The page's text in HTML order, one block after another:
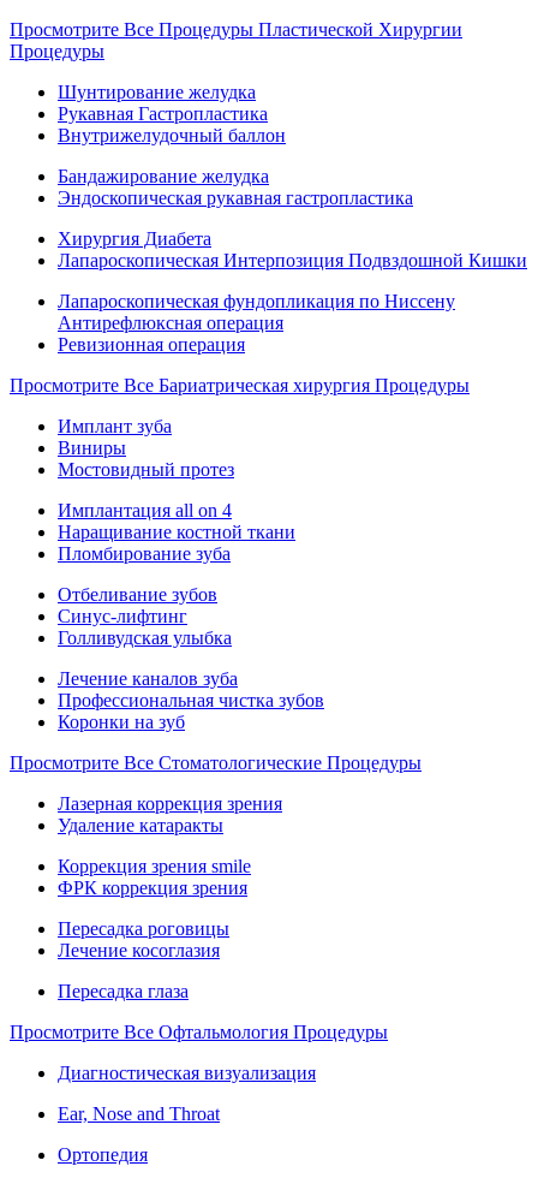
Просмотрите Все Процедуры Пластической Хирургии
Процедуры
Шунтирование желудка
Рукавная Гастропластика
Внутрижелудочный баллон
Бандажирование желудка
Эндоскопическая рукавная гастропластика
Хирургия Диабета
Лапароскопическая Интерпозиция Подвздошной Кишки
Лапароскопическая фундопликация по Ниссену
Антирефлюксная операция
Ревизионная операция
Просмотрите Все Бариатрическая хирургия Процедуры
Имплант зуба
Виниры
Мостовидный протез
Имплантация all on 4
Наращивание костной ткани
Пломбирование зуба
Отбеливание зубов
Синус-лифтинг
Голливудская улыбка
Лечение каналов зуба
Профессиональная чистка зубов
Коронки на зуб
Просмотрите Все Стоматологические Процедуры
Лазерная коррекция зрения
Удаление катаракты
Коррекция зрения smile
ФРК коррекция зрения
Пересадка роговицы
Лечение косоглазия
Пересадка глаза
Просмотрите Все Офтальмология Процедуры
Диагностическая визуализация
Ear, Nose and Throat
Ортопедия